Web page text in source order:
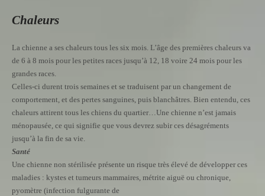
Chaleurs
La chienne a ses chaleurs tous les six mois. L’âge des premières chaleurs va
de 6 à 8 mois pour les petites races jusqu’à 12, 18 voire 24 mois pour les
grandes races.
Celles-ci durent trois semaines et se traduisent par un changement de
comportement, et des pertes sanguines, puis blanchâtres. Bien entendu, ces
chaleurs attirent tous les chiens du quartier…Une chienne n’est jamais
ménopausée, ce qui signifie que vous devrez subir ces désagréments
jusqu’à la fin de sa vie.
Santé
Une chienne non stérilisée présente un risque très élevé de développer ces
maladies : kystes et tumeurs mammaires, métrite aiguë ou chronique,
pyomètre (infection fulgurante de